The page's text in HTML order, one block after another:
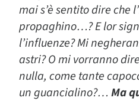
mai s’è sentito dire che
propaghino…? E lor
l’influenze? Mi
astri? O mi vorranno
nulla, come tante
un guancialino?… Ma